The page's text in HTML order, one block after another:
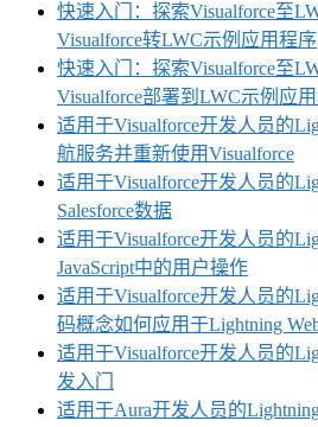
快速入门：探索Visualforce至
Visualforce转LWC示例应用程序
快速入门：探索Visualforce至
Visualforce部署到LWC示例应
适用于Visualforce开发人员的
航服务并重新使用Visualforce
适用于Visualforce开发人员的
Salesforce数据
适用于Visualforce开发人员的
JavaScript中的用户操作
适用于Visualforce开发人员的
码概念如何应用于Lightning
适用于Visualforce开发人员的
发入门
适用于Aura开发人员的Lightning